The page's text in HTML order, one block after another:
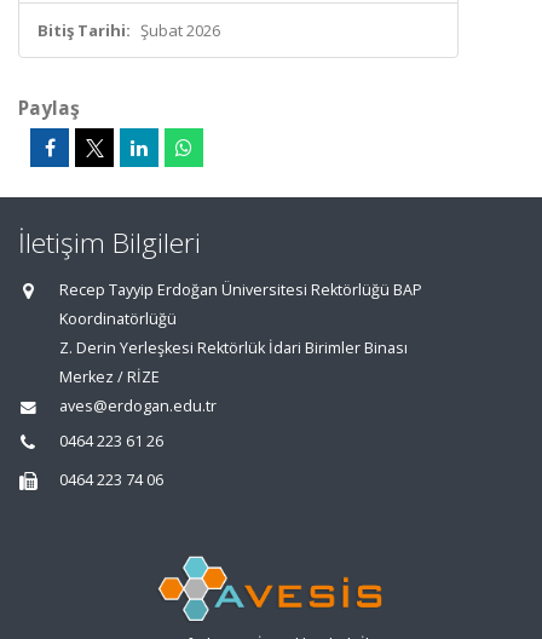
Bitiş Tarihi: Şubat 2026
Paylaş
İletişim Bilgileri
Recep Tayyip Erdoğan Üniversitesi Rektörlüğü BAP
Koordinatörlüğü
Z. Derin Yerleşkesi Rektörlük İdari Birimler Binası
Merkez / RİZE
aves@erdogan.edu.tr
0464 223 61 26
0464 223 74 06